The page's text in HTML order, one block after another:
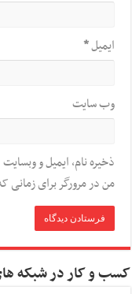
ایمیل*
وب‌ سایت
ذخیره نام، ایمیل و وبسایت
من در مرورگر برای زمانی
کسب و کار در شبکه